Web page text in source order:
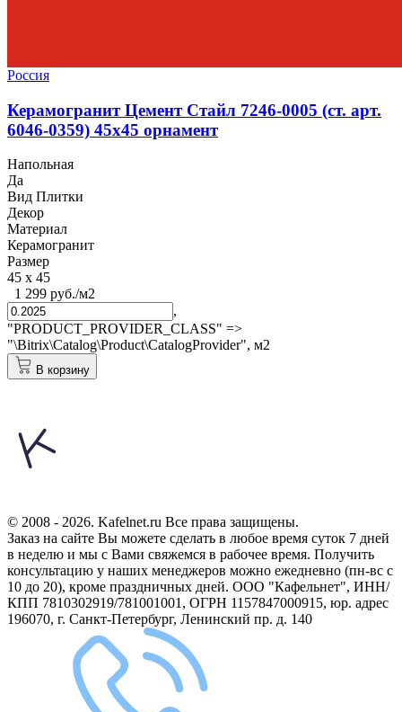
Россия
Керамогранит Цемент Стайл 7246-0005 (ст. арт.
6046-0359) 45x45 орнамент
Напольная
Да
Вид Плитки
Декор
Материал
Керамогранит
Размер
45 x 45
1 299 руб./м2
,
"PRODUCT_PROVIDER_CLASS" =>
"\Bitrix\Catalog\Product\CatalogProvider", м2
В корзину
© 2008 - 2026. Kafelnet.ru Все права защищены.
Заказ на сайте Вы можете сделать в любое время суток 7 дней
в неделю и мы с Вами свяжемся в рабочее время. Получить
консультацию у наших менеджеров можно ежедневно (пн-вс с
10 до 20), кроме праздничных дней. ООО "Кафельнет", ИНН/
КПП 7810302919/781001001, ОГРН 1157847000915, юр. адрес
196070, г. Санкт-Петербург, Ленинский пр. д. 140